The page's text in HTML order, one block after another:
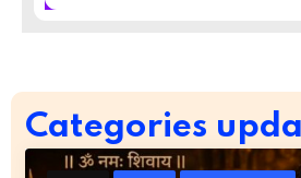
Categories